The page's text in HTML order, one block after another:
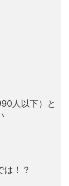
人以下）と
は！？